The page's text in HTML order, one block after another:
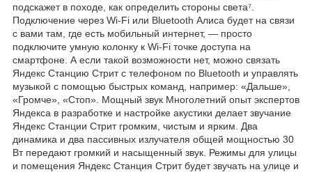
подскажет в походе, как определить стороны света⁷.
Подключение через Wi-Fi или Bluetooth Алиса будет на связи
с вами там, где есть мобильный интернет, — просто
подключите умную колонку к Wi-Fi точке доступа на
смартфоне. А если такой возможности нет, можно связать
Яндекс Станцию Стрит с телефоном по Bluetooth и управлять
музыкой с помощью быстрых команд, например: «Дальше»,
«Громче», «Стоп». Мощный звук Многолетний опыт экспертов
Яндекса в разработке и настройке акустики делает звучание
Яндекс Станции Стрит громким, чистым и ярким. Два
динамика и два пассивных излучателя общей мощностью 30
Вт передают громкий и насыщенный звук. Режимы для улицы
и помещения Яндекс Станция Стрит будет звучать на улице и